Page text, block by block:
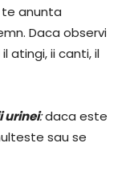
anunta
Daca observi
atingi, ii canti, il
urinei:daca este
sau se